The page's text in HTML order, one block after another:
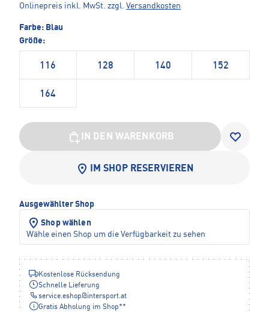
Onlinepreis inkl. MwSt. zzgl. Versandkosten
Farbe: Blau
Größe:
116 128 140 152
164
IN DEN WARENKORB
IM SHOP RESERVIEREN
Ausgewählter Shop
Shop wählen
Wähle einen Shop um die Verfügbarkeit zu sehen
Kostenlose Rücksendung
Schnelle Lieferung
service.eshop@intersport.at
Gratis Abholung im Shop**